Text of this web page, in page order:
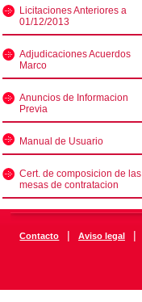
Licitaciones Anteriores a
01/12/2013
Adjudicaciones Acuerdos
Marco
Anuncios de Informacion
Previa
Manual de Usuario
Cert. de composicion de las
mesas de contratacion
Contacto | Aviso legal |